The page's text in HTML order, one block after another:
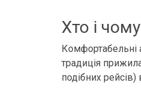
Хто і
Комфортабельні
традиція
подібних